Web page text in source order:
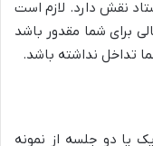
نقش دارد. لازم است
برای شما مقدور باشد
تداخل نداشته باشد.
یا دو جلسه از نمونه